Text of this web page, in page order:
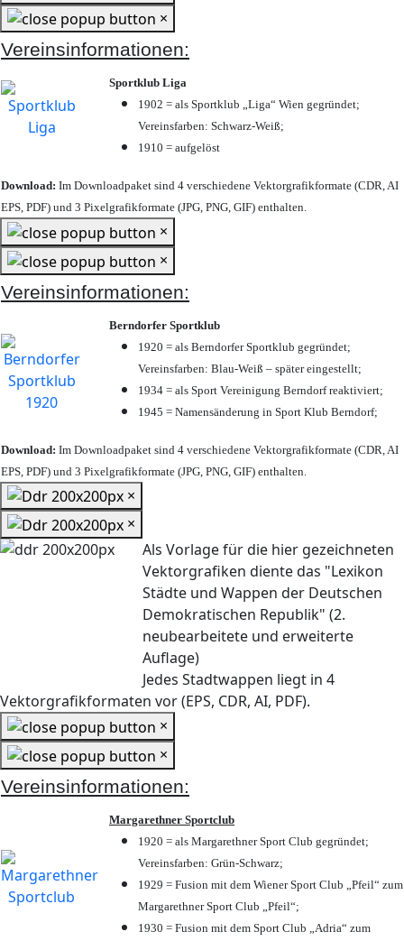
×
Vereinsinformationen:
Sportklub Liga
1902 = als Sportklub „Liga“ Wien gegründet;
Vereinsfarben: Schwarz-Weiß;
1910 = aufgelöst
Download: Im Downloadpaket sind 4 verschiedene Vektorgrafikformate (CDR, AI
EPS, PDF) und 3 Pixelgrafikformate (JPG, PNG, GIF) enthalten.
×
×
Vereinsinformationen:
Berndorfer Sportklub
1920 = als Berndorfer Sportklub gegründet;
Vereinsfarben: Blau-Weiß – später eingestellt;
1934 = als Sport Vereinigung Berndorf reaktiviert;
1945 = Namensänderung in Sport Klub Berndorf;
Download: Im Downloadpaket sind 4 verschiedene Vektorgrafikformate (CDR, AI
EPS, PDF) und 3 Pixelgrafikformate (JPG, PNG, GIF) enthalten.
×
×
Als Vorlage für die hier gezeichneten
Vektorgrafiken diente das "Lexikon
Städte und Wappen der Deutschen
Demokratischen Republik" (2.
neubearbeitete und erweiterte
Auflage)
Jedes Stadtwappen liegt in 4
Vektorgrafikformaten vor (EPS, CDR, AI, PDF).
×
×
Vereinsinformationen:
Margarethner Sportclub
1920 = als Margarethner Sport Club gegründet;
Vereinsfarben: Grün-Schwarz;
1929 = Fusion mit dem Wiener Sport Club „Pfeil“ zum
Margarethner Sport Club „Pfeil“;
1930 = Fusion mit dem Sport Club „Adria“ zum